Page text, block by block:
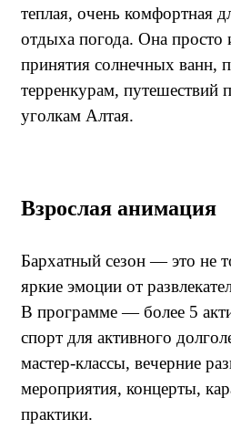
теплая, очень комфортная
отдыха погода. Она просто
принятия солнечных ванн,
терренкурам, путешествий
уголкам Алтая.
Взрослая анимация
Бархатный сезон — это не
яркие эмоции от
В программе — более 5
спорт для активного
мастер-классы, вечерние
мероприятия, концерты,
практики.